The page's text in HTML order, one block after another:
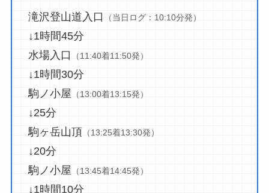
滝沢登山道入口 （当日ログ：10:10分発）
↓1時間45分
水場入口
（11:40着11:50発）
↓1時間30分
駒ノ小屋 （13:00着13:15発）
↓25分
駒ヶ岳山頂 （13:25着13:30発）
↓20分
駒ノ小屋 （13:45着14:45発）
↓1時間10分